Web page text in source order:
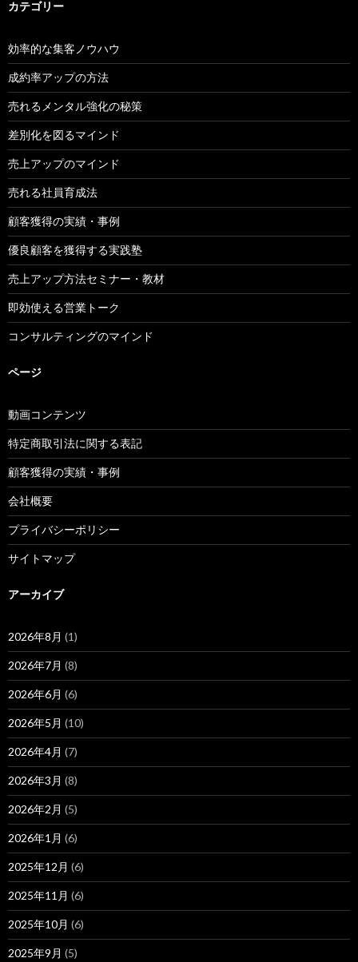
カテゴリー
効率的な集客ノウハウ
成約率アップの方法
売れるメンタル強化の秘策
差別化を図るマインド
売上アップのマインド
売れる社員育成法
顧客獲得の実績・事例
優良顧客を獲得する実践塾
売上アップ方法セミナー・教材
即効使える営業トーク
コンサルティングのマインド
ページ
動画コンテンツ
特定商取引法に関する表記
顧客獲得の実績・事例
会社概要
プライバシーポリシー
サイトマップ
アーカイブ
2026年8月 (1)
2026年7月 (8)
2026年6月 (6)
2026年5月 (10)
2026年4月 (7)
2026年3月 (8)
2026年2月 (5)
2026年1月 (6)
2025年12月 (6)
2025年11月 (6)
2025年10月 (6)
2025年9月 (5)